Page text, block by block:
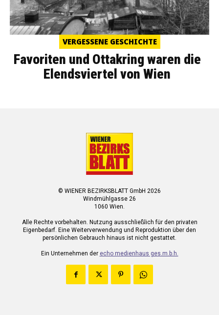
VERGESSENE GESCHICHTE
Favoriten und Ottakring waren die
Elendsviertel von Wien
© WIENER BEZIRKSBLATT GmbH 2026
Windmühlgasse 26
1060 Wien.
Alle Rechte vorbehalten. Nutzung ausschließlich für den privaten
Eigenbedarf. Eine Weiterverwendung und Reproduktion über den
persönlichen Gebrauch hinaus ist nicht gestattet.
Ein Unternehmen der echo medienhaus ges.m.b.h.